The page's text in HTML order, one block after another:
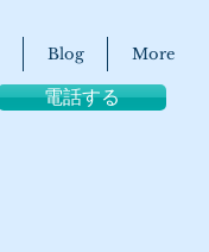
Blog More
電話する